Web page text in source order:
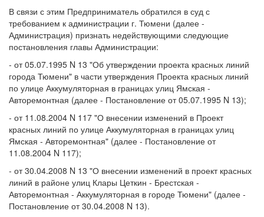
В связи с этим Предприниматель обратился в суд с
требованием к администрации г. Тюмени (далее -
Администрация) признать недействующими следующие
постановления главы Администрации:
- от 05.07.1995 N 13 "Об утверждении проекта красных линий
города Тюмени" в части утверждения Проекта красных линий
по улице Аккумуляторная в границах улиц Ямская -
Авторемонтная (далее - Постановление от 05.07.1995 N 13);
- от 11.08.2004 N 117 "О внесении изменений в Проект
красных линий по улице Аккумуляторная в границах улиц
Ямская - Авторемонтная" (далее - Постановление от
11.08.2004 N 117);
- от 30.04.2008 N 13 "О внесении изменений в проект красных
линий в районе улиц Клары Цеткин - Брестская -
Авторемонтная - Аккумуляторная в городе Тюмени" (далее -
Постановление от 30.04.2008 N 13).